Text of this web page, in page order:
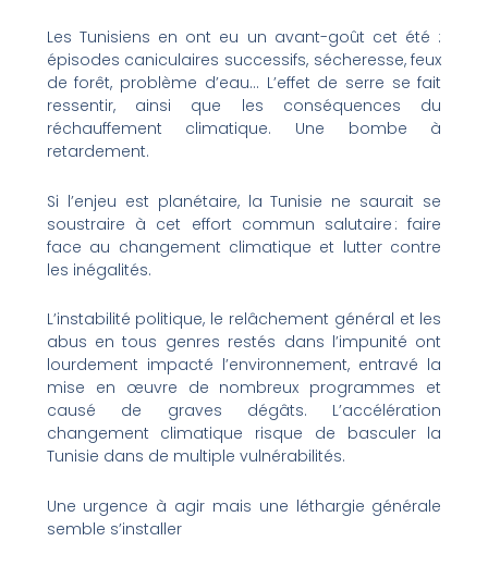
Les Tunisiens en ont eu un avant-goût cet été :
épisodes caniculaires successifs, sécheresse, feux
de forêt, problème d’eau… L’effet de serre se fait
ressentir, ainsi que les conséquences du
réchauffement climatique. Une bombe à
retardement.
Si l’enjeu est planétaire, la Tunisie ne saurait se
soustraire à cet effort commun salutaire : faire
face au changement climatique et lutter contre
les inégalités.
L’instabilité politique, le relâchement général et les
abus en tous genres restés dans l’impunité ont
lourdement impacté l’environnement, entravé la
mise en œuvre de nombreux programmes et
causé de graves dégâts. L’accélération
changement climatique risque de basculer la
Tunisie dans de multiple vulnérabilités.
Une urgence à agir mais une léthargie générale
semble s’installer